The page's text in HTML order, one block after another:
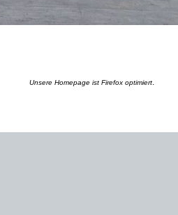
Unsere Homepage ist Firefox optimiert